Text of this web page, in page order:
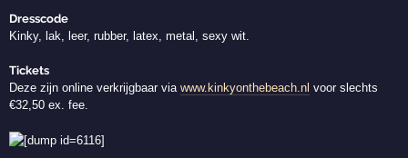
Dresscode
Kinky, lak, leer, rubber, latex, metal, sexy wit.
Tickets
Deze zijn online verkrijgbaar viawww.kinkyonthebeach.nl voor slechts
€32,50 ex. fee.